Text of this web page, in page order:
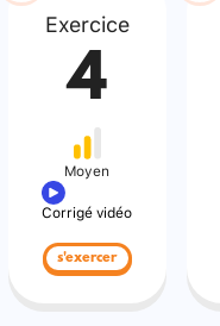
Exercice
4
Moyen
Corrigé vidéo
s'exercer